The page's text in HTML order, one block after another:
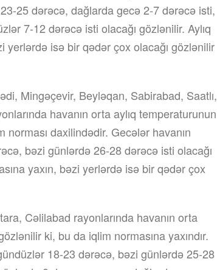
25 dərəcə, dağlarda gecə 2-7 dərəcə isti,
7-12 dərəcə isti olacağı gözlənilir. Aylıq
yerlərdə isə bir qədər çox olacağı gözlənilir
Mingəçevir, Beyləqan, Sabirabad, Saatlı,
havanın orta aylıq temperaturunun
daxilindədir. Gecələr havanın
bəzi günlərdə 26-28 dərəcə isti olacağı
yaxın, bəzi yerlərdə isə bir qədər çox
Cəlilabad rayonlarında havanın orta
ki, bu da iqlim normasına yaxındır.
18-23 dərəcə, bəzi günlərdə 25-28